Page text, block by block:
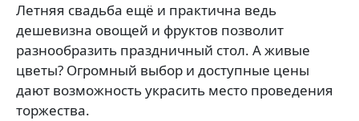
Летняя свадьба ещё и практична ведь
дешевизна овощей и фруктов позволит
разнообразить праздничный стол. А живые
цветы? Огромный выбор и доступные цены
дают возможность украсить место проведения
торжества.